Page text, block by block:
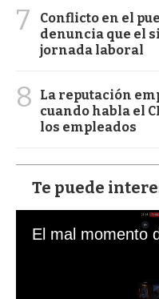
7
Conflicto en el
denuncia que el
jornada laboral
8
La reputación
cuando habla el
los empleados
Te puede